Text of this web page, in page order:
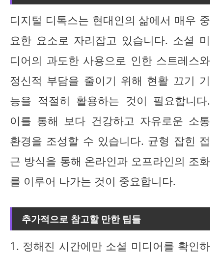
디지털 디톡스는 현대인의 삶에서 매우 중
요한 요소로 자리잡고 있습니다. 소셜 미
디어의 과도한 사용으로 인한 스트레스와
정신적 부담을 줄이기 위해 현활 끄기 기
능을 적절히 활용하는 것이 필요합니다.
이를 통해 보다 건강하고 자유로운 소통
환경을 조성할 수 있습니다. 균형 잡힌 접
근 방식을 통해 온라인과 오프라인의 조화
를 이루어 나가는 것이 중요합니다.
추가적으로 참고할 만한 팁들
1. 정해진 시간에만 소셜 미디어를 확인하